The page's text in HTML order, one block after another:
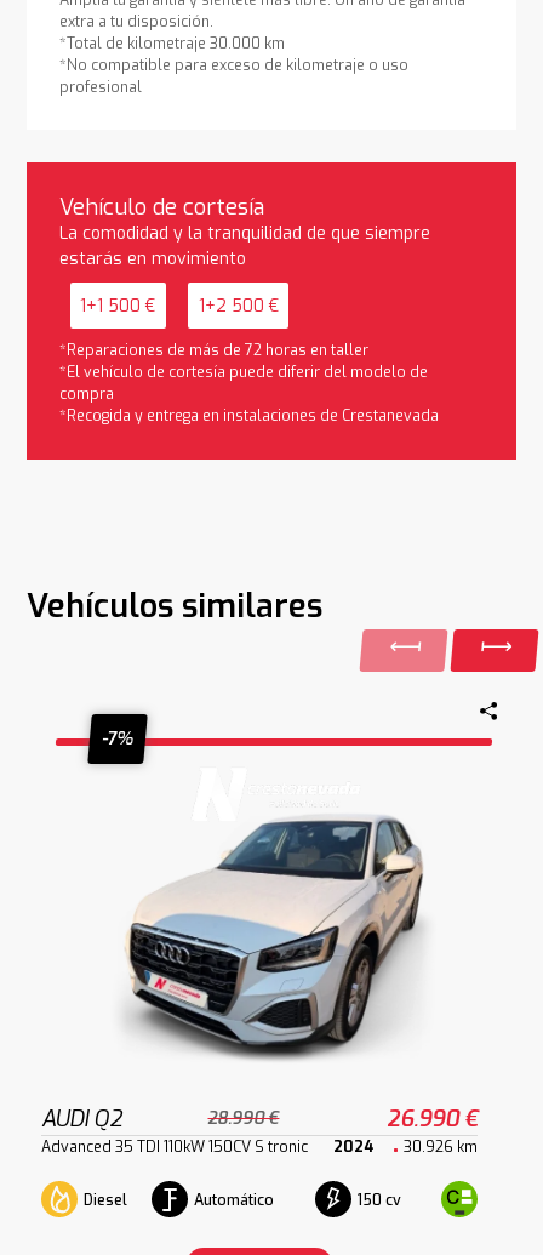
extra a tu disposición.
*Total de kilometraje 30.000 km
*No compatible para exceso de kilometraje o uso
profesional
Vehículo de cortesía
La comodidad y la tranquilidad de que siempre
estarás en movimiento
1+1 500 € 1+2 500 €
*Reparaciones de más de 72 horas en taller
*El vehículo de cortesía puede diferir del modelo de
compra
*Recogida y entrega en instalaciones de Crestanevada
Vehículos similares
-7%
AUDI Q2 28.990 € 26.990 €
Advanced 35 TDI 110kW 150CV S tronic 2024 30.926 km
Diesel Automático 150 cv